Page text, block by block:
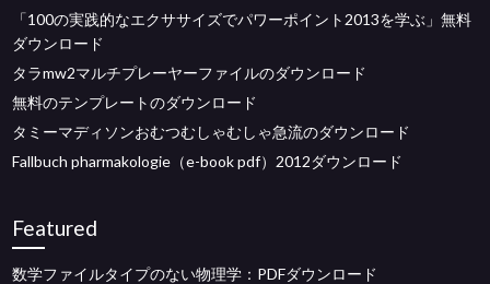
「100の実践的なエクササイズでパワーポイント2013を学ぶ」無料
ダウンロード
タラmw2マルチプレーヤーファイルのダウンロード
無料のテンプレートのダウンロード
タミーマディソンおむつむしゃむしゃ急流のダウンロード
Fallbuch pharmakologie（e-book pdf）2012ダウンロード
Featured
数学ファイルタイプのない物理学：PDFダウンロード